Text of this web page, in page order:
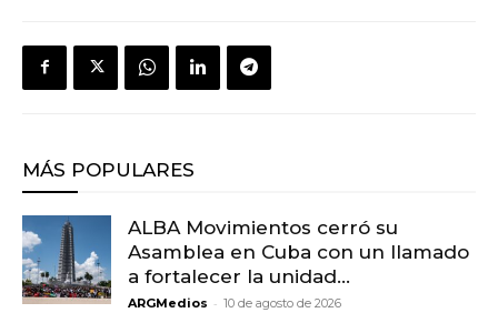
MÁS POPULARES
ALBA Movimientos cerró su
Asamblea en Cuba con un llamado
a fortalecer la unidad...
ARGMedios - 10 de agosto de 2026